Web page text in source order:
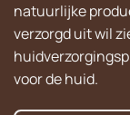
natuurlijke
verzorgd uit wil
voor de huid.